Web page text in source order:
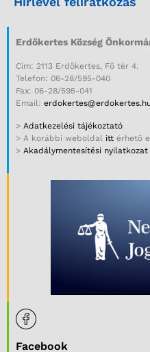
Erdőkertes Község
Cím: 2113 Erdőkertes, Fő tér 4.
Telefon: 06-28/595-040
Fax: 06-28/595-041
Email:
> Adatkezelési tájékoztató
> A korábbi weboldal itt érhető
> Akadálymentesítési nyilatkozat
Facebook